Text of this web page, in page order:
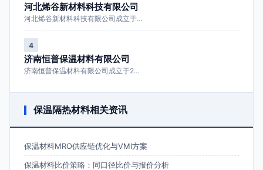
河北烯谷新材料科技有限公司
河北烯谷新材料科技有限公司成立于…
4
济南恒普保温材料有限公司
济南恒普保温材料有限公司成立于2…
保温隔热材料相关资讯
保温材料MRO供应链优化与VMI方案
保温材料比价策略：同口径比价与报价分析